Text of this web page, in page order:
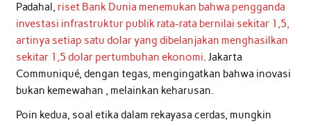
Padahal, riset Bank Dunia menemukan bahwa pengganda
investasi infrastruktur publik rata-rata bernilai sekitar 1,5,
artinya setiap satu dolar yang dibelanjakan menghasilkan
sekitar 1,5 dolar pertumbuhan ekonomi. Jakarta
Communiqué, dengan tegas, mengingatkan bahwa inovasi
bukan kemewahan , melainkan keharusan.
Poin kedua, soal etika dalam rekayasa cerdas, mungkin